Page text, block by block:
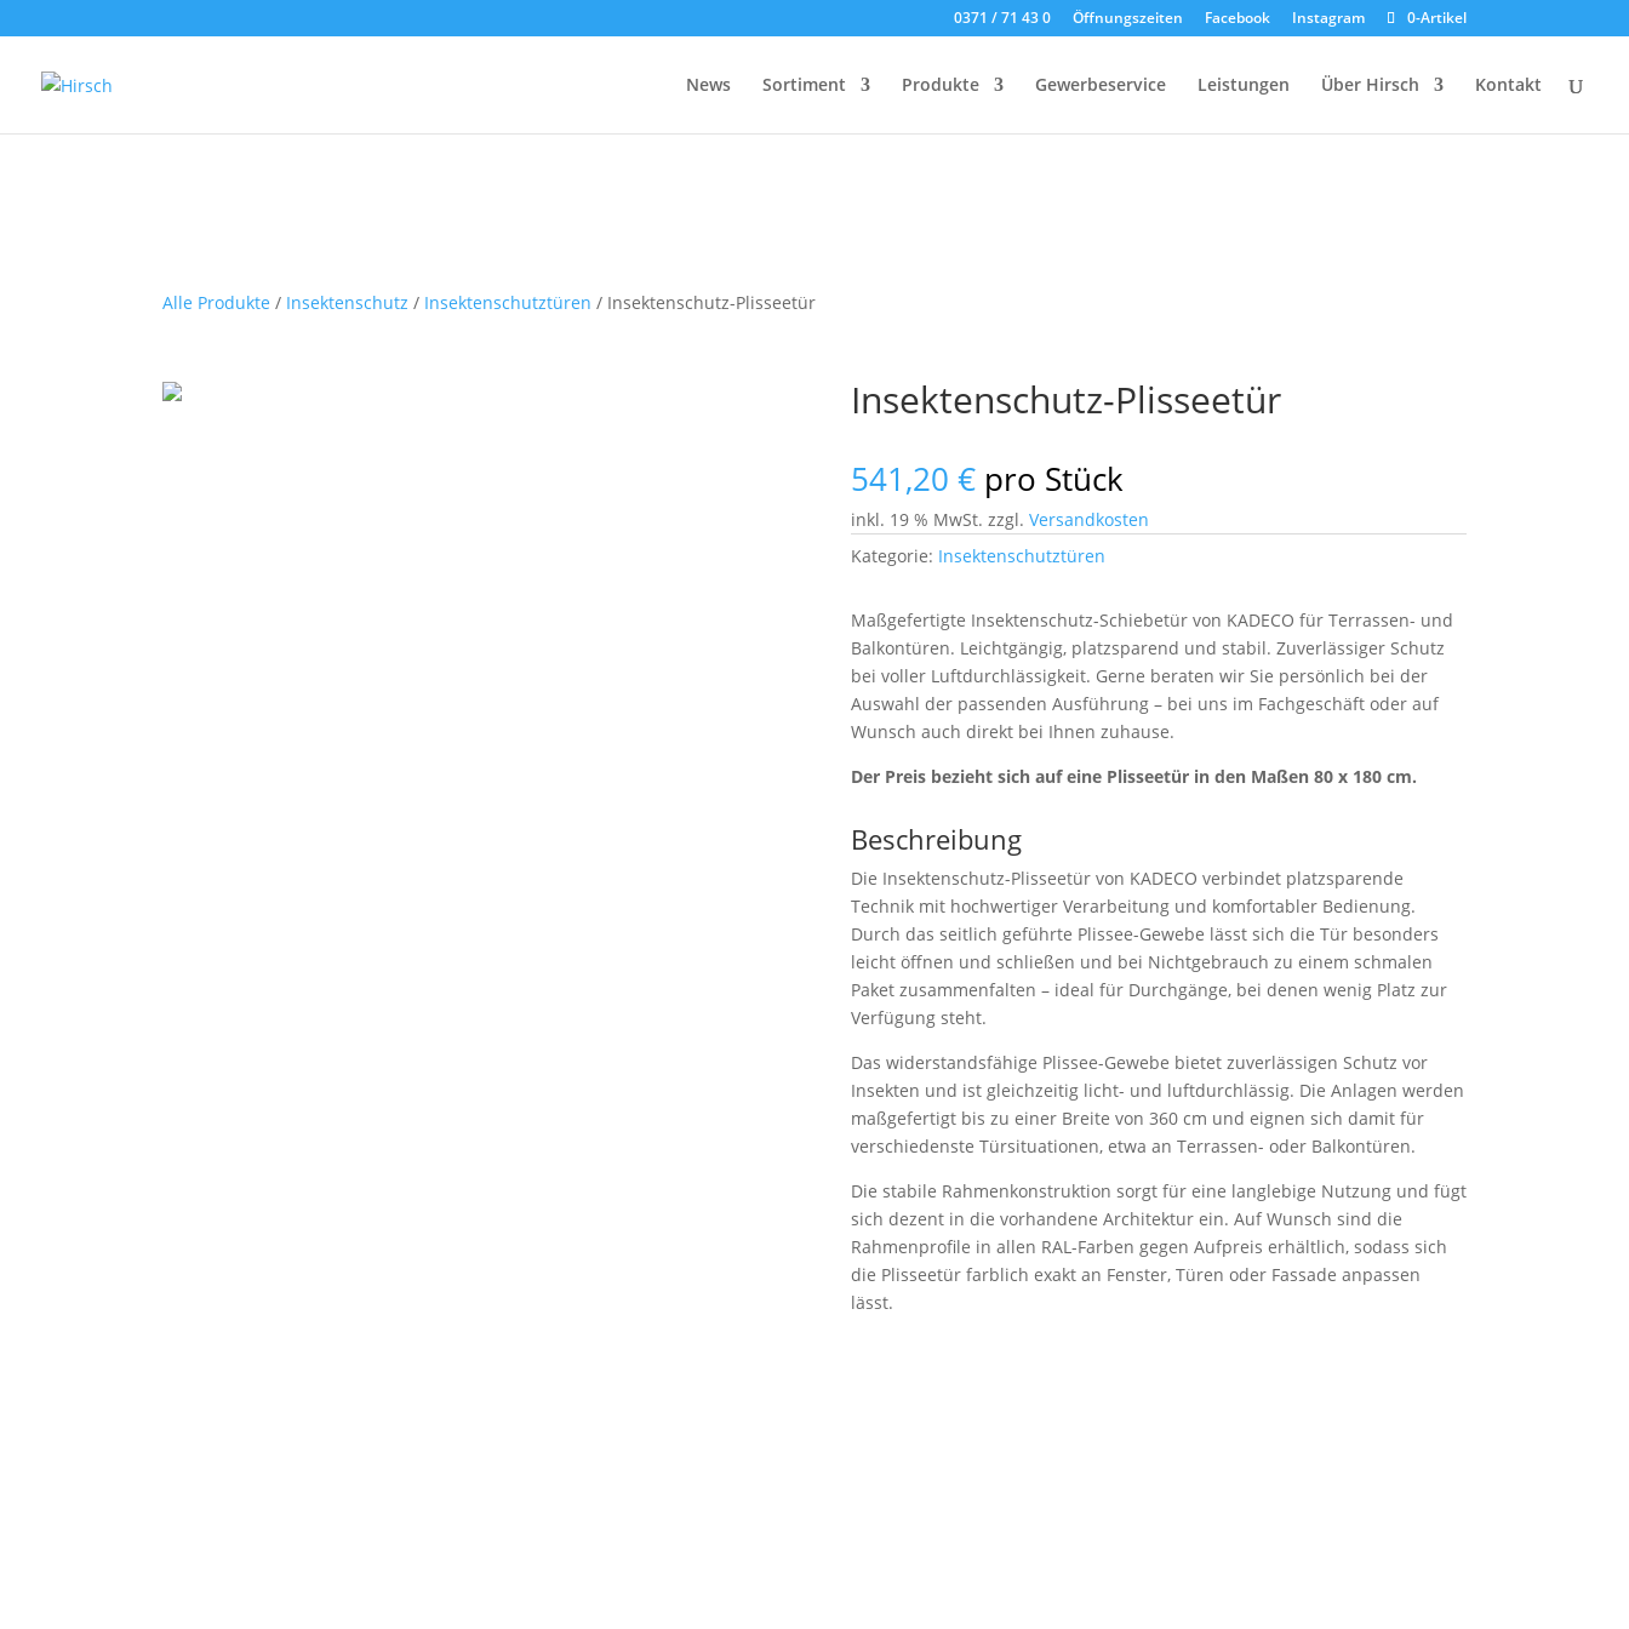
0371 / 71 43 0 Öffnungszeiten Facebook Instagram 0-Artikel
News Sortiment Produkte Gewerbeservice Leistungen Über Hirsch Kontakt
Alle Produkte / Insektenschutz / Insektenschutztüren / Insektenschutz-Plisseetür
Insektenschutz-Plisseetür
541,20 € pro Stück
inkl. 19 % MwSt. zzgl. Versandkosten
Kategorie: Insektenschutztüren
Maßgefertigte Insektenschutz-Schiebetür von KADECO für Terrassen- und
Balkontüren. Leichtgängig, platzsparend und stabil. Zuverlässiger Schutz
bei voller Luftdurchlässigkeit. Gerne beraten wir Sie persönlich bei der
Auswahl der passenden Ausführung – bei uns im Fachgeschäft oder auf
Wunsch auch direkt bei Ihnen zuhause.
Der Preis bezieht sich auf eine Plisseetür in den Maßen 80 x 180 cm.
Beschreibung
Die Insektenschutz-Plisseetür von KADECO verbindet platzsparende
Technik mit hochwertiger Verarbeitung und komfortabler Bedienung.
Durch das seitlich geführte Plissee-Gewebe lässt sich die Tür besonders
leicht öffnen und schließen und bei Nichtgebrauch zu einem schmalen
Paket zusammenfalten – ideal für Durchgänge, bei denen wenig Platz zur
Verfügung steht.
Das widerstandsfähige Plissee-Gewebe bietet zuverlässigen Schutz vor
Insekten und ist gleichzeitig licht- und luftdurchlässig. Die Anlagen werden
maßgefertigt bis zu einer Breite von 360 cm und eignen sich damit für
verschiedenste Türsituationen, etwa an Terrassen- oder Balkontüren.
Die stabile Rahmenkonstruktion sorgt für eine langlebige Nutzung und fügt
sich dezent in die vorhandene Architektur ein. Auf Wunsch sind die
Rahmenprofile in allen RAL-Farben gegen Aufpreis erhältlich, sodass sich
die Plisseetür farblich exakt an Fenster, Türen oder Fassade anpassen
lässt.